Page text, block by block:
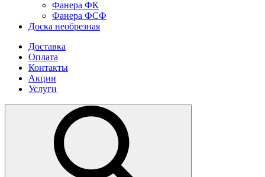
Фанера ФК
Фанера ФСФ
Доска необрезная
Доставка
Оплата
Контакты
Акции
Услуги